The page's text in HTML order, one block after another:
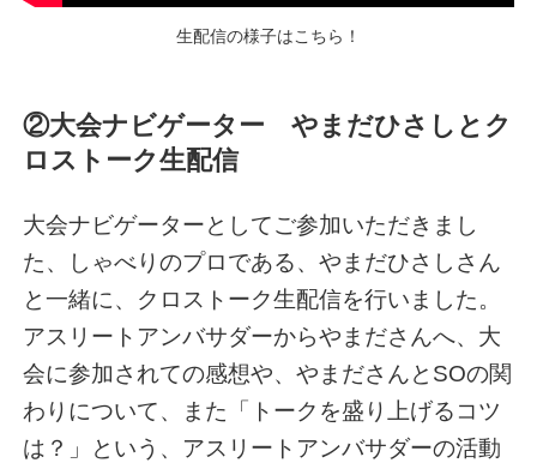
生配信の様子はこちら！
②大会ナビゲーター やまだひさしとク
ロストーク生配信
大会ナビゲーターとしてご参加いただきまし
た、しゃべりのプロである、やまだひさしさん
と一緒に、クロストーク生配信を行いました。
アスリートアンバサダーからやまださんへ、大
会に参加されての感想や、やまださんとSOの関
わりについて、また「トークを盛り上げるコツ
は？」という、アスリートアンバサダーの活動